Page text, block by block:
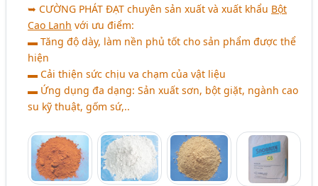
➥CƯỜNG PHÁT ĐẠT chuyên sản xuất và xuất khẩu Bột
Cao Lanh với ưu điểm:
▬ Tăng độ dày, làm nền phủ tốt cho sản phẩm được thể
hiện
▬ Cải thiện sức chịu va chạm của vật liệu
▬ Ứng dụng đa dạng: Sản xuất sơn, bột giặt, ngành cao
su kỹ thuật, gốm sứ,..